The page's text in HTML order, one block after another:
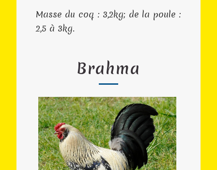
Masse du coq : 3,2kg; de la poule :
2,5 à 3kg.
Brahma